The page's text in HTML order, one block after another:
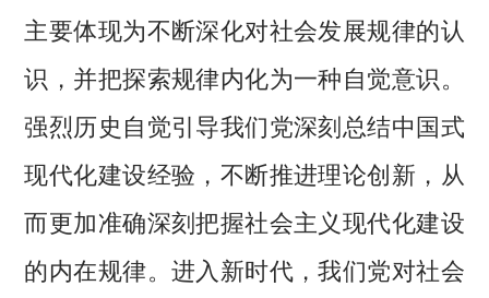
主要体现为不断深化对社会发展规律的认
识，并把探索规律内化为一种自觉意识。
强烈历史自觉引导我们党深刻总结中国式
现代化建设经验，不断推进理论创新，从
而更加准确深刻把握社会主义现代化建设
的内在规律。进入新时代，我们党对社会